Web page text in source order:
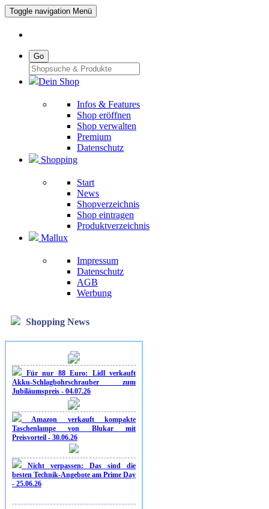
Toggle navigation Menü
Go
Dein Shop
Infos & Features
Shop eröffnen
Shop verwalten
Premium
Datenschutz
Shopping
Start
News
Shopverzeichnis
Shop eintragen
Produktverzeichnis
Mallux
Impressum
Datenschutz
AGB
Werbung
Shopping News
Für nur 88 Euro: Lidl verkauft
Akku-Schlagbohrschrauber zum
Jubiläumspreis - 04.07.26
Amazon verkauft kompakte
Taschenlampe von Blukar mit
Preisvorteil - 30.06.26
Nicht verpassen: Das sind die
besten Technik-Angebote am Prime Day
- 25.06.26